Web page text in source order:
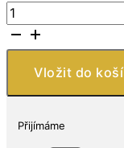
Austrálie
1
oz
Platinum
BU
(Náhodný
Vložit do
Přijímáme